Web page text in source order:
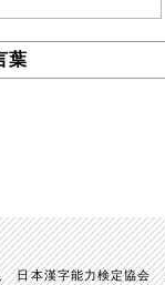
葉
日本漢字能力検定協会